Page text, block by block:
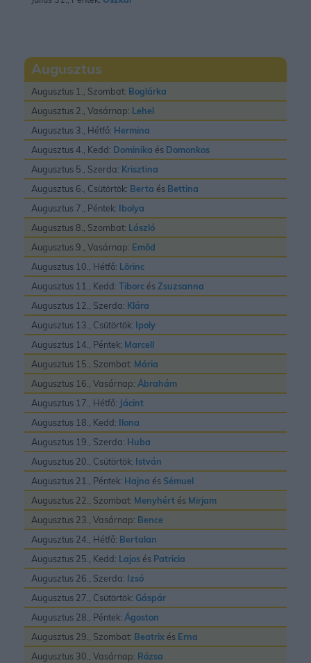
Augusztus
Augusztus 1., Szombat: Boglárka
Augusztus 2., Vasárnap: Lehel
Augusztus 3., Hétfő: Hermina
Augusztus 4., Kedd: Dominika és Domonkos
Augusztus 5., Szerda: Krisztina
Augusztus 6., Csütörtök: Berta és Bettina
Augusztus 7., Péntek: Ibolya
Augusztus 8., Szombat: László
Augusztus 9., Vasárnap: Emõd
Augusztus 10., Hétfő: Lõrinc
Augusztus 11., Kedd: Tiborc ésZsuzsanna
Augusztus 12., Szerda: Klára
Augusztus 13., Csütörtök: Ipoly
Augusztus 14., Péntek: Marcell
Augusztus 15., Szombat: Mária
Augusztus 16., Vasárnap: Ábrahám
Augusztus 17., Hétfő: Jácint
Augusztus 18., Kedd: Ilona
Augusztus 19., Szerda: Huba
Augusztus 20., Csütörtök: István
Augusztus 21., Péntek: Hajna és Sémuel
Augusztus 22., Szombat: Menyhért és Mirjam
Augusztus 23., Vasárnap: Bence
Augusztus 24., Hétfő: Bertalan
Augusztus 25., Kedd: Lajos és Patricia
Augusztus 26., Szerda: Izsó
Augusztus 27., Csütörtök: Gáspár
Augusztus 28., Péntek: Ágoston
Augusztus 29., Szombat: Beatrix és Erna
Augusztus 30., Vasárnap: Rózsa